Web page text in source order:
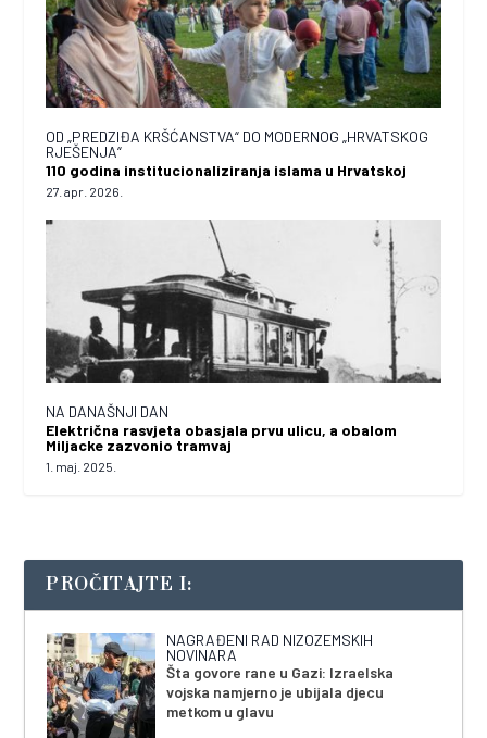
OD „PREDZIĐA KRŠĆANSTVA“ DO MODERNOG „HRVATSKOG
RJEŠENJA“
110 godina institucionaliziranja islama u Hrvatskoj
27. apr. 2026.
NA DANAŠNJI DAN
Električna rasvjeta obasjala prvu ulicu, a obalom
Miljacke zazvonio tramvaj
1. maj. 2025.
PROČITAJTE I:
NAGRAĐENI RAD NIZOZEMSKIH
NOVINARA
Šta govore rane u Gazi: Izraelska
vojska namjerno je ubijala djecu
metkom u glavu